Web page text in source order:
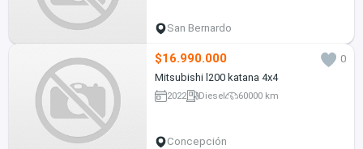
San Bernardo
$16.990.000
0
Mitsubishi l200 katana 4x4
2022 Diesel 60000 km
Concepción